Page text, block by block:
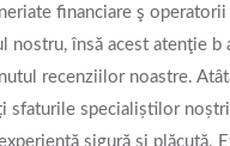
financiare ş
nostru, însă acest atenţie b
recenziilor noastre.
sfaturile specialiștilor
sigură și plăcută.